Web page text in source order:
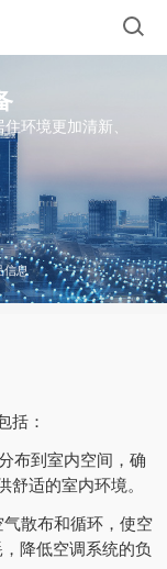
环境更加清新、
信息
括：
布到室内空间，确
适的室内环境。
散布和循环，使空
降低空调系统的负